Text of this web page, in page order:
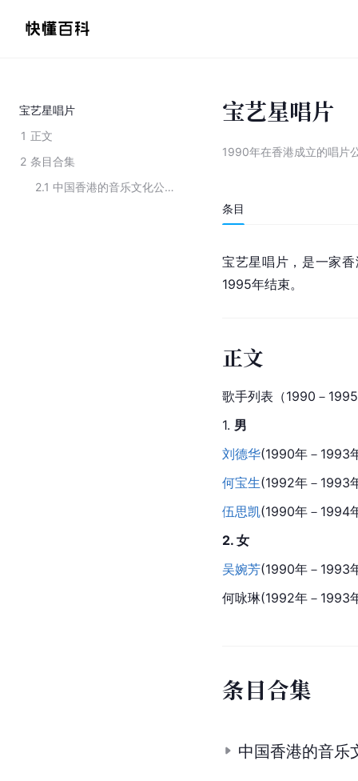
宝艺星唱片
1 正文
2 条目合集
2.1
中国香港的音乐文化公司
宝艺星唱片
1990年在香港成立的唱片
条目
宝艺星唱片，是一家香
1995年结束。
正文
歌手列表（1990－
1. 男
刘德华(1990年－1993
何宝生(1992年－1993
伍思凯(1990年－1994
2. 女
吴婉芳(1990年－1993
何咏琳(1992年－1993
条目合集
中国香港的音乐